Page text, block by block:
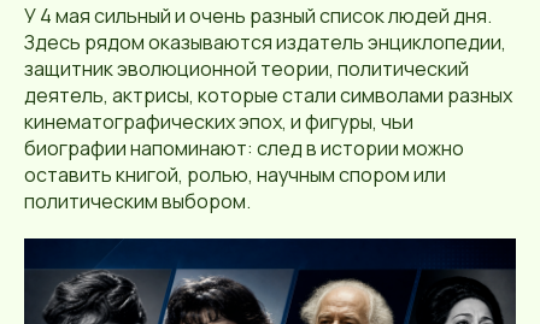
У 4 мая сильный и очень разный список людей дня.
Здесь рядом оказываются издатель энциклопедии,
защитник эволюционной теории, политический
деятель, актрисы, которые стали символами разных
кинематографических эпох, и фигуры, чьи
биографии напоминают: след в истории можно
оставить книгой, ролью, научным спором или
политическим выбором.